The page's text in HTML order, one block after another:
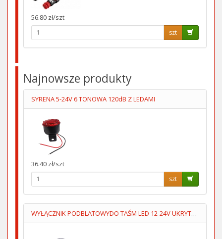
56.80 zł/szt
szt
Najnowsze produkty
SYRENA 5-24V 6 TONOWA 120dB Z LEDAMI
36.40 zł/szt
szt
WYŁĄCZNIK PODBLATOWYDO TAŚM LED 12-24V UKRYTY,PRZYKLEJANY